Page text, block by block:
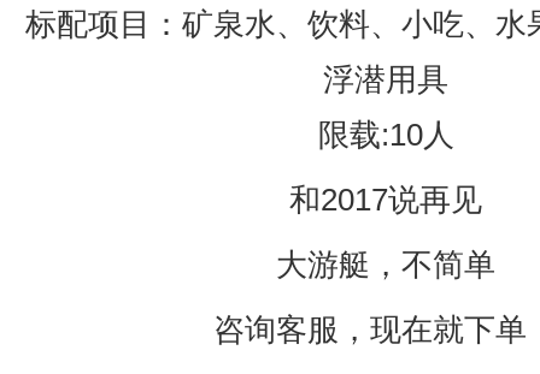
标配项目：矿泉水、饮料、小吃、水
浮潜用具
限载:10人
和2017说再见
大游艇，不简单
咨询客服，现在就下单